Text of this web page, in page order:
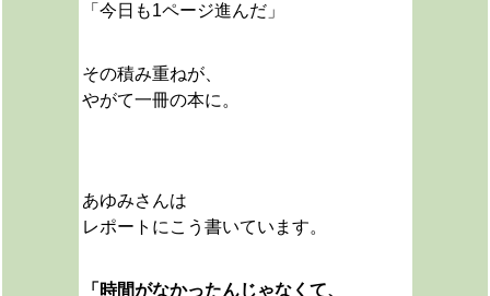
「今日も1ページ進んだ」
その積み重ねが、
やがて一冊の本に。
あゆみさんは
レポートにこう書いています。
「時間がなかったんじゃなくて、